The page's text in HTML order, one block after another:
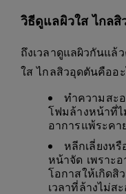
วิธีดูแลผิวใส ไกล
ถึงเวลาดูแลผิวกันแล้
ใส ไกลสิวอุดตันคืออะ
ทำความสะ
โฟมล้างหน้าที่ไ
อาการแพ้ระคา
หลีกเลี่ยงห
หน้าจัด เพราะ
โอกาสให้เกิดสิ
เวลาที่ล้างไม่ส